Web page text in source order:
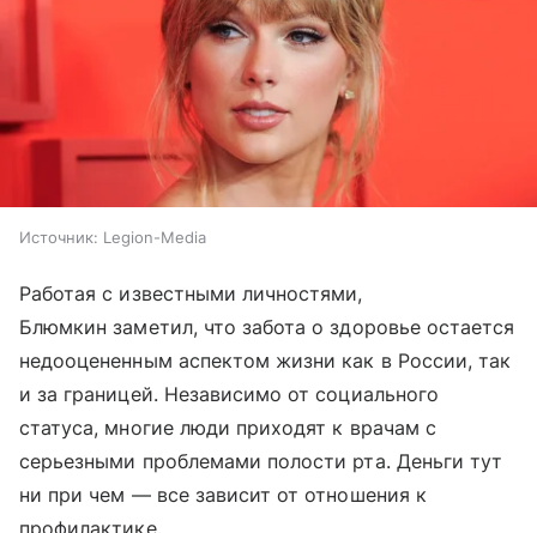
Источник: Legion-Media
Работая с известными личностями,
Блюмкин заметил, что забота о здоровье остается
недооцененным аспектом жизни как в России, так
и за границей. Независимо от социального
статуса, многие люди приходят к врачам с
серьезными проблемами полости рта. Деньги тут
ни при чем — все зависит от отношения к
профилактике.